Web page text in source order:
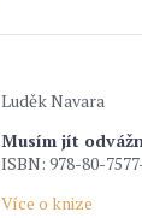
Luděk Navara
Musím jít
ISBN: 978-80-
Více o knize